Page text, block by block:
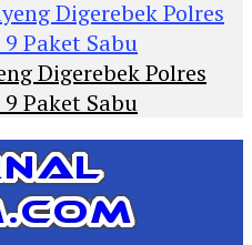
Digerebek Polres
Paket Sabu